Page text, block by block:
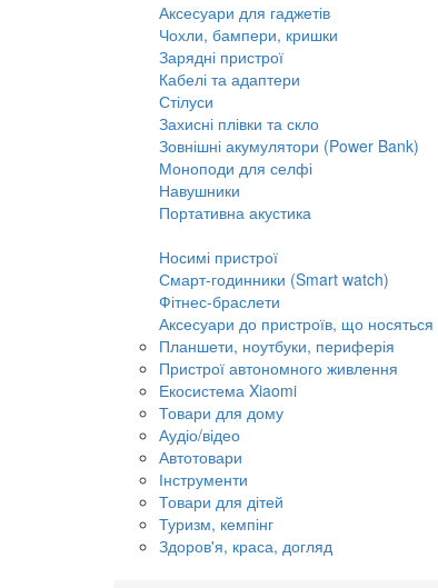
Аксесуари для гаджетів
Чохли, бампери, кришки
Зарядні пристрої
Кабелі та адаптери
Стілуси
Захисні плівки та скло
Зовнішні акумулятори (Power Bank)
Моноподи для селфі
Навушники
Портативна акустика
Носимі пристрої
Смарт-годинники (Smart watch)
Фітнес-браслети
Аксесуари до пристроїв, що носяться
Планшети, ноутбуки, периферія
Пристрої автономного живлення
Екосистема Xiaomi
Товари для дому
Аудіо/відео
Автотовари
Інструменти
Товари для дітей
Туризм, кемпінг
Здоров'я, краса, догляд